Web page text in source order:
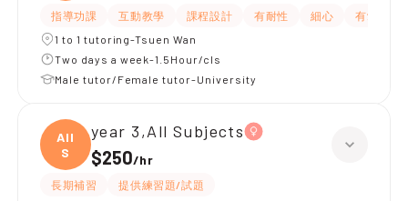
指導功課 互動教學 課程設計 有耐性 細心
有愛心
1 to 1 tutoring-Tsuen Wan
Two days a week-1.5Hour/cls
Male tutor/Female tutor-University
All
S
year 3,All Subjects
$250/hr
長期補習
提供練習題/試題